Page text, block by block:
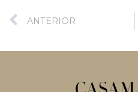
ANTERIOR